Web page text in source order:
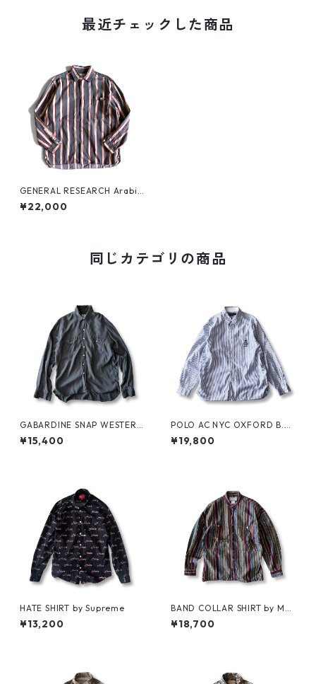
最近チェックした商品
GENERAL RESEARCH Arabic
Name Shirt
¥22,000
同じカテゴリの商品
GABARDINE SNAP WESTERN
SHIRT by WYTHE
¥15,400
POLO AC NYC OXFORD B.D.
SHIRT by Polo Ralph Lauren
¥19,800
HATE SHIRT by Supreme
¥13,200
BAND COLLAR SHIRT by MA
RITHÉ FRANÇOIS GIRBAUD
¥18,700